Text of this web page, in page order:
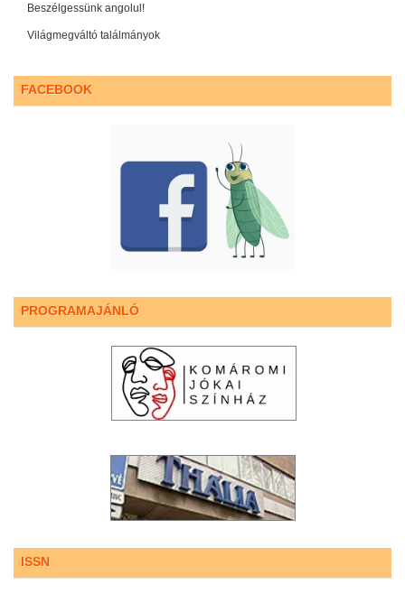
Beszélgessünk angolul!
Világmegváltó találmányok
FACEBOOK
PROGRAMAJÁNLÓ
ISSN